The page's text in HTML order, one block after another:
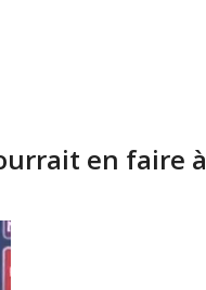
en faire à